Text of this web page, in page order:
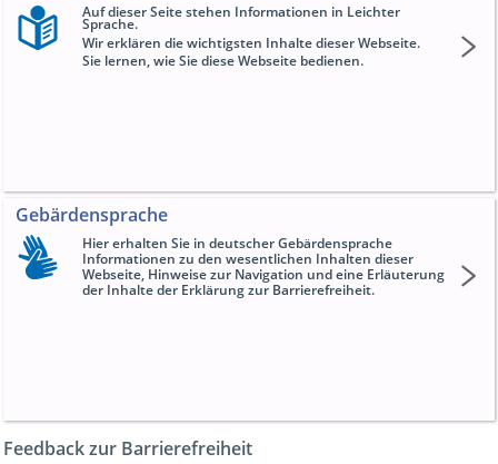
Auf dieser Seite stehen Informationen in Leichter
Sprache.
Wir erklären die wichtigsten Inhalte dieser Webseite.
Sie lernen, wie Sie diese Webseite bedienen.
Gebärdensprache
Hier erhalten Sie in deutscher Gebärdensprache
Informationen zu den wesentlichen Inhalten dieser
Webseite, Hinweise zur Navigation und eine Erläuterung
der Inhalte der Erklärung zur Barrierefreiheit.
Feedbackzur Barrierefreiheit